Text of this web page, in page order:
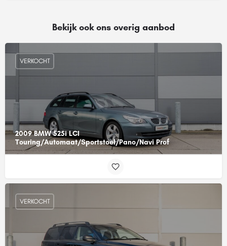
Bekijk ook ons overig aanbod
2009 BMW 525i LCI
Touring/Automaat/Sportstoel/Pano/Navi Prof
VERKOCHT
VERKOCHT